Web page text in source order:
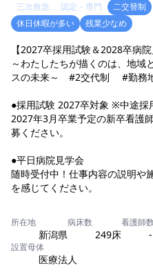
三次救急 認定・専門 二交替制
休日休暇が多い
残業少なめ
【2027卒採用試験＆2028卒病
～わたしたちが描くのは、地域
スの未来～ #2交代制 #勤務
●採用試験 2027卒対象 ※中途採
2027年3月卒業予定の新卒看護
募ください。
●平日病院見学会
随時受付中！仕事内容の説明や
を感じてください。
所在地
新潟県
病床数
249床
看護師数
-
設置母体
医療法人